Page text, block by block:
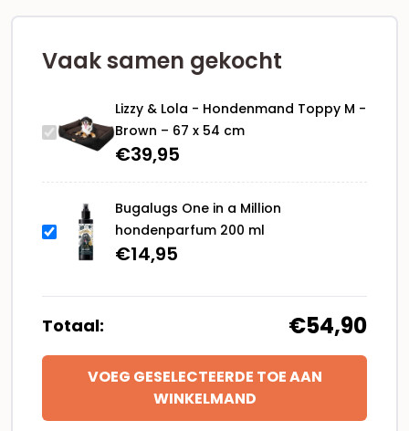
Vaak samen gekocht
Lizzy & Lola - Hondenmand Toppy M -
Brown – 67 x 54 cm
€39,95
Bugalugs One in a Million
hondenparfum 200 ml
€14,95
Totaal: €54,90
VOEG GESELECTEERDE TOE AAN
WINKELMAND